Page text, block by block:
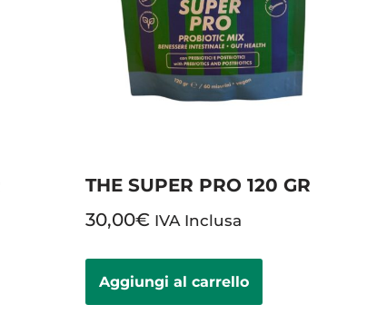
THE SUPER PRO 120 GR
30,00€ IVA Inclusa
Aggiungi al carrello